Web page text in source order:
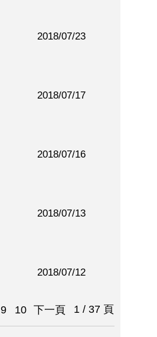
2018/07/23
2018/07/17
2018/07/16
2018/07/13
2018/07/12
9 10 下一頁 1 / 37 頁